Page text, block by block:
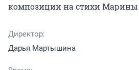
композиции на стихи Марины
Директор:
Дарья Мартышина